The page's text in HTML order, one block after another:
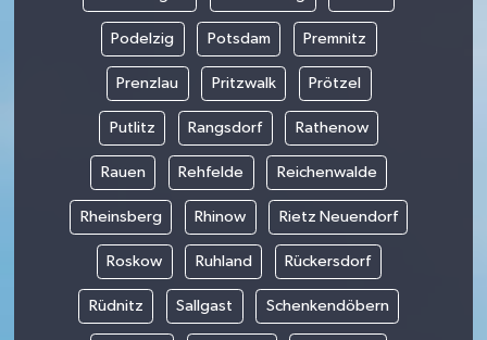
Podelzig Potsdam Premnitz
Prenzlau Pritzwalk Prötzel
Putlitz Rangsdorf Rathenow
Rauen Rehfelde Reichenwalde
Rheinsberg Rhinow Rietz Neuendorf
Roskow Ruhland Rückersdorf
Rüdnitz Sallgast Schenkendöbern